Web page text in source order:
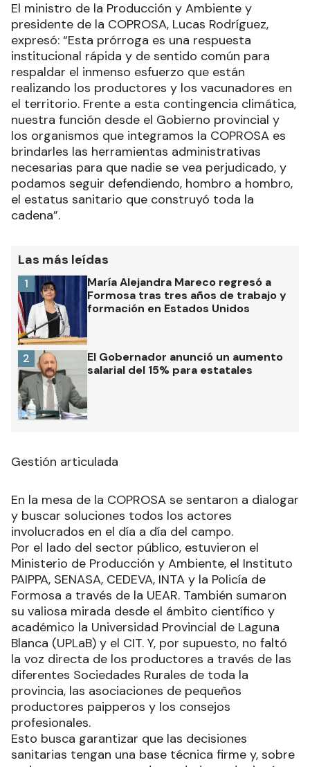
El ministro de la Producción y Ambiente y
presidente de la COPROSA, Lucas Rodríguez,
expresó: “Esta prórroga es una respuesta
institucional rápida y de sentido común para
respaldar el inmenso esfuerzo que están
realizando los productores y los vacunadores en
el territorio. Frente a esta contingencia climática,
nuestra función desde el Gobierno provincial y
los organismos que integramos la COPROSA es
brindarles las herramientas administrativas
necesarias para que nadie se vea perjudicado, y
podamos seguir defendiendo, hombro a hombro,
el estatus sanitario que construyó toda la
cadena”.
Las más leídas
María Alejandra Mareco regresó a
Formosa tras tres años de trabajo y
formación en Estados Unidos
1
El Gobernador anunció un aumento
salarial del 15% para estatales
2
Gestión articulada
En la mesa de la COPROSA se sentaron a dialogar
y buscar soluciones todos los actores
involucrados en el día a día del campo.
Por el lado del sector público, estuvieron el
Ministerio de Producción y Ambiente, el Instituto
PAIPPA, SENASA, CEDEVA, INTA y la Policía de
Formosa a través de la UEAR. También sumaron
su valiosa mirada desde el ámbito científico y
académico la Universidad Provincial de Laguna
Blanca (UPLaB) y el CIT. Y, por supuesto, no faltó
la voz directa de los productores a través de las
diferentes Sociedades Rurales de toda la
provincia, las asociaciones de pequeños
productores paipperos y los consejos
profesionales.
Esto busca garantizar que las decisiones
sanitarias tengan una base técnica firme y, sobre